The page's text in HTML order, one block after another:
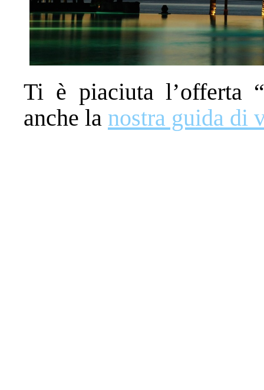
Ti è piaciuta l’offerta
anche la nostra guida di